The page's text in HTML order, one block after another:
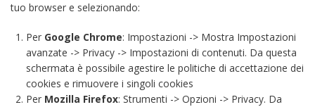
tuo browser e selezionando:
Per Google Chrome: Impostazioni -> Mostra Impostazioni
avanzate -> Privacy -> Impostazioni di contenuti. Da questa
schermata è possibile agestire le politiche di accettazione dei
cookies e rimuovere i singoli cookies
Per Mozilla Firefox: Strumenti -> Opzioni -> Privacy. Da